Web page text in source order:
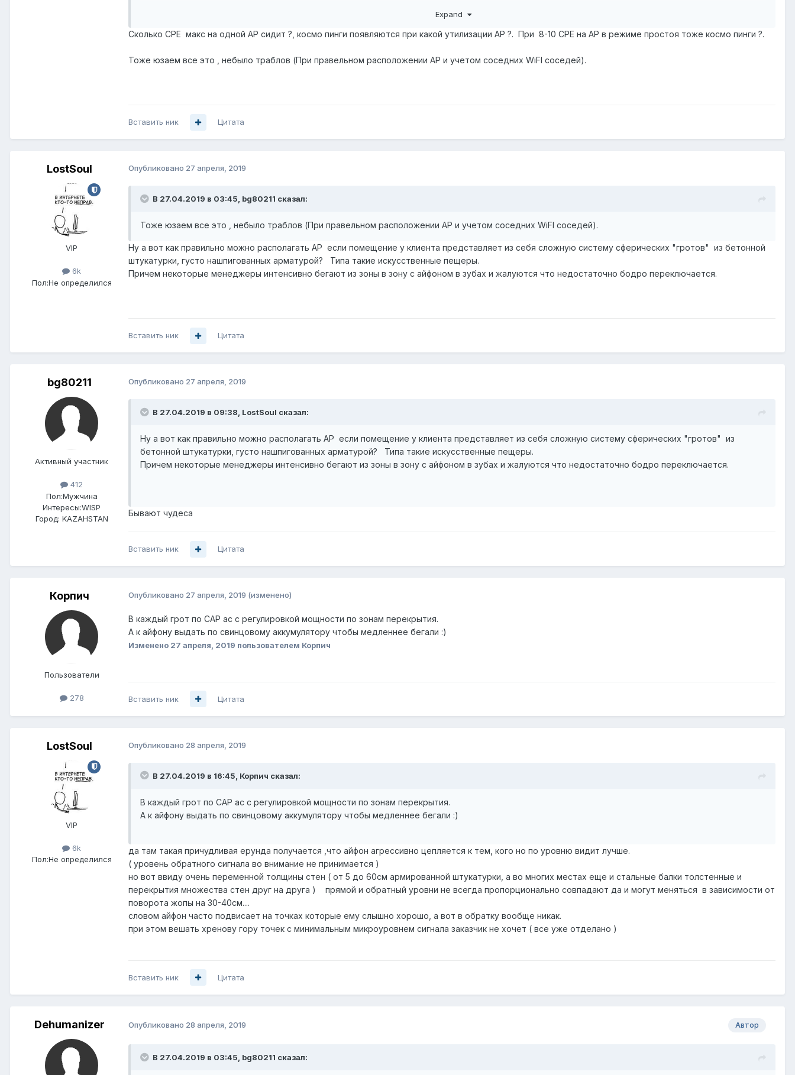
галками Local-Forwarding и Client-to-Client forwarding. Меняли Hw. Protection Mode. Пробовали ставить галки HT Basic MCS. Возможно что-то еще,
всего уже и не вспомнить.
Конфиги прикрепляю.
capsman
Expand
Сколько CPE макс на одной AP сидит ?, космо пинги появляются при какой утилизации AP ?. При 8-10 CPE на AP в режиме простоя тоже космо пинги ?.
Тоже юзаем все это , небыло траблов (При правельном расположении AP и учетом соседних WiFI соседей).
Вставить ник Цитата
LostSoul
VIP
6k
Пол:Не определился
Опубликовано 27 апреля, 2019
В 27.04.2019 в 03:45, bg80211 сказал:
Тоже юзаем все это , небыло траблов (При правельном расположении AP и учетом соседних WiFI соседей).
Ну а вот как правильно можно располагать AP если помещение у клиента представляет из себя сложную систему сферических "гротов" из бетонной
штукатурки, густо нашпигованных арматурой? Типа такие искусственные пещеры.
Причем некоторые менеджеры интенсивно бегают из зоны в зону с айфоном в зубах и жалуются что недостаточно бодро переключается.
Вставить ник Цитата
bg80211
Активный участник
412
Пол:Мужчина
Интересы:WISP
Город: KAZAHSTAN
Опубликовано 27 апреля, 2019
В 27.04.2019 в 09:38, LostSoul сказал:
Ну а вот как правильно можно располагать AP если помещение у клиента представляет из себя сложную систему сферических "гротов" из
бетонной штукатурки, густо нашпигованных арматурой? Типа такие искусственные пещеры.
Причем некоторые менеджеры интенсивно бегают из зоны в зону с айфоном в зубах и жалуются что недостаточно бодро переключается.
Бывают чудеса
Вставить ник Цитата
Корпич
Пользователи
278
Опубликовано 27 апреля, 2019 (изменено)
В каждый грот по САР ас с регулировкой мощности по зонам перекрытия.
А к айфону выдать по свинцовому аккумулятору чтобы медленнее бегали :)
Изменено 27 апреля, 2019 пользователем Корпич
Вставить ник Цитата
LostSoul
VIP
6k
Пол:Не определился
Опубликовано 28 апреля, 2019
В 27.04.2019 в 16:45, Корпич сказал:
В каждый грот по САР ас с регулировкой мощности по зонам перекрытия.
А к айфону выдать по свинцовому аккумулятору чтобы медленнее бегали :)
да там такая причудливая ерунда получается ,что айфон агрессивно цепляется к тем, кого но по уровню видит лучше.
( уровень обратного сигнала во внимание не принимается )
но вот ввиду очень переменной толщины стен ( от 5 до 60см армированной штукатурки, а во многих местах еще и стальные балки толстенные и
перекрытия множества стен друг на друга ) прямой и обратный уровни не всегда пропорционально совпадают да и могут меняться в зависимости от
поворота жопы на 30-40см....
словом айфон часто подвисает на точках которые ему слышно хорошо, а вот в обратку вообще никак.
при этом вешать хренову гору точек с минимальным микроуровнем сигнала заказчик не хочет ( все уже отделано )
Вставить ник Цитата
Dehumanizer Автор
Опубликовано 28 апреля, 2019
В 27.04.2019 в 03:45, bg80211 сказал: